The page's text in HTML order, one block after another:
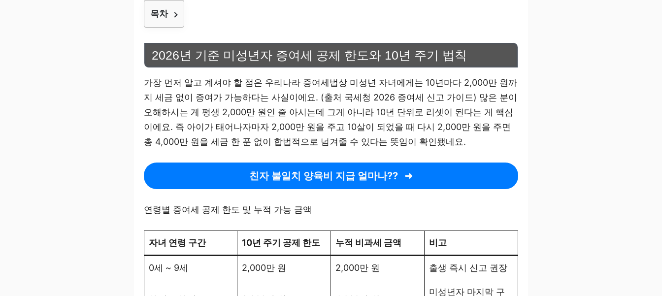
목차
2026년 기준 미성년자 증여세 공제 한도와 10년 주기 법칙
가장 먼저 알고 계셔야 할 점은 우리나라 증여세법상 미성년 자녀에게는 10년마다 2,000만 원까
지 세금 없이 증여가 가능하다는 사실이에요. (출처 국세청 2026 증여세 신고 가이드) 많은 분이
오해하시는 게 평생 2,000만 원인 줄 아시는데 그게 아니라 10년 단위로 리셋이 된다는 게 핵심
이에요. 즉 아이가 태어나자마자 2,000만 원을 주고 10살이 되었을 때 다시 2,000만 원을 주면
총 4,000만 원을 세금 한 푼 없이 합법적으로 넘겨줄 수 있다는 뜻임이 확인됐네요.
친자 불일치 양육비 지급 얼마나??
연령별 증여세 공제 한도 및 누적 가능 금액
자녀 연령 구간 10년 주기 공제 한도 누적 비과세 금액 비고
0세 ~ 9세 2,000만 원 2,000만 원 출생 즉시 신고 권장
미성년자 마지막 구